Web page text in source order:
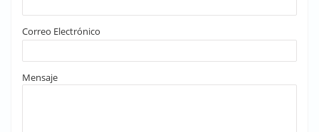
Correo Electrónico
Mensaje